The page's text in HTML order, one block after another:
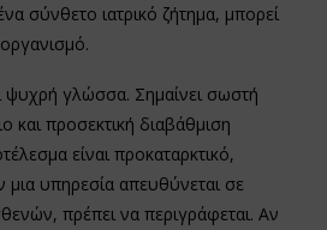
σύνθετο ιατρικό ζήτημα, μπορεί
ψυχρή γλώσσα. Σημαίνει σωστή
και προσεκτική διαβάθμιση
είναι προκαταρκτικό,
μια υπηρεσία απευθύνεται σε
πρέπει να περιγράφεται. Αν